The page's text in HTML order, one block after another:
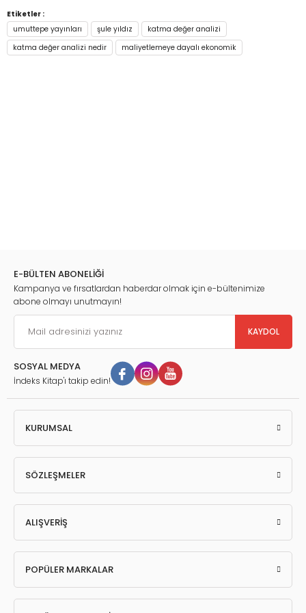
Etiketler :
umuttepe yayınları
şule yıldız
katma değer analizi
katma değer analizi nedir
maliyetlemeye dayalı ekonomik
E-BÜLTEN ABONELİĞİ
Kampanya ve fırsatlardan haberdar olmak için e-bültenimize
abone olmayı unutmayın!
KAYDOL
SOSYAL MEDYA
İndeks Kitap'ı takip edin!
KURUMSAL
SÖZLEŞMELER
ALIŞVERİŞ
POPÜLER MARKALAR